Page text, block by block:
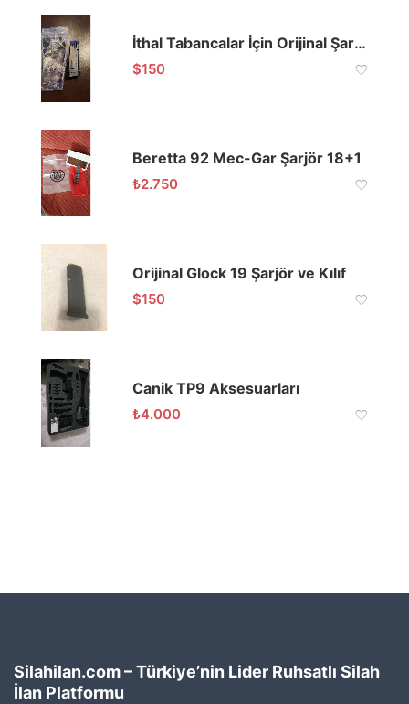
İthal Tabancalar İçin Orijinal Şarjörler
$150
Beretta 92 Mec-Gar Şarjör 18+1
₺2.750
Orijinal Glock 19 Şarjör ve Kılıf
$150
Canik TP9 Aksesuarları
₺4.000
Silahilan.com – Türkiye’nin Lider Ruhsatlı Silah
İlan Platformu